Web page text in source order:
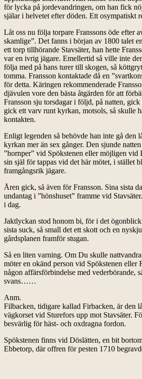
för lycka på jordevandringen, om han fick
själar i helvetet efter döden. Ett osympatiskt
Låt oss nu följa torpare Franssons öde efter
skamlige”. Det fanns i början av 1800 talet
ett torp tillhörande Stavsäter, han hette
var en ivrig jägare. Emellertid så ville inte
följa med på hans turer till skogen, så
tomma. Fransson kontaktade då en
för detta. Käringen rekommenderade
djävulen vore den bästa åtgärden för att
Fransson sju torsdagar i följd, på natten,
gick ett varv runt kyrkan, motsols, så skulle
kontakten.
Enligt legenden så behövde han inte gå den
kyrkan mer än sex gånger. Den sjunde
”hornper” vid Spökstenen eller möjligen vid
sin själ för tappas vid det här mötet, i stället
framgångsrik jägare.
Åren gick, så även för Fransson. Sina sista
undantag i ”hönshuset” framme vid
i dag.
Jaktlyckan stod honom bi, för i det
sista suck, så small det ett skott och en
gårdsplanen framför stugan.
Så en liten varning. Om Du skulle
möter en okänd person vid Spökstenen eller
någon affärsförbindelse med vederbörande,
svans……
Anm.
Filbacken, tidigare kallad Firbacken, är den
vägkorset vid Sturefors upp mot Stavsäter.
besvärlig för häst- och oxdragna fordon.
Spökstenen finns vid Döslätten, en bit
Ebbetorp, där offren för pesten 1710